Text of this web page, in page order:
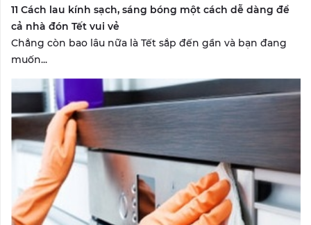
11 Cách lau kính sạch, sáng bóng một cách dễ dàng để
cả nhà đón Tết vui vẻ
Chẳng còn bao lâu nữa là Tết sắp đến gần và bạn đang
muốn...